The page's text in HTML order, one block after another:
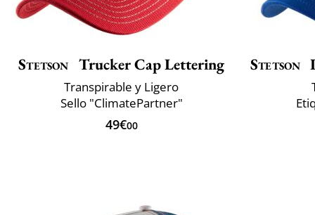
Stetson Trucker Cap Lettering
Transpirable y Ligero
Sello "ClimatePartner"
49€00
Stetson